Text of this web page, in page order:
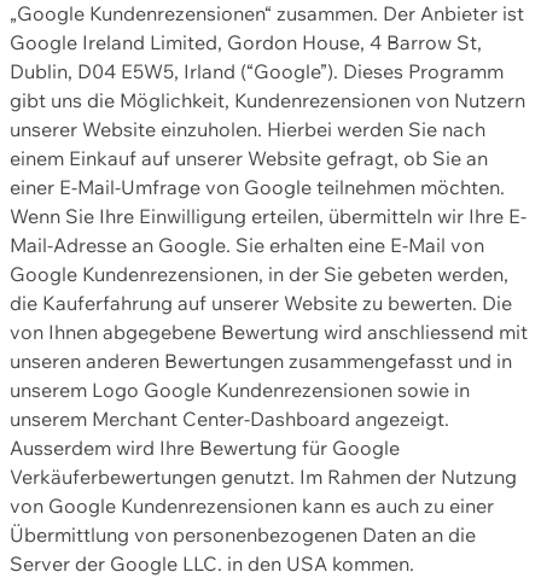
„Google Kundenrezensionen“ zusammen. Der Anbieter ist
Google Ireland Limited, Gordon House, 4 Barrow St,
Dublin, D04 E5W5, Irland (“Google”). Dieses Programm
gibt uns die Möglichkeit, Kundenrezensionen von Nutzern
unserer Website einzuholen. Hierbei werden Sie nach
einem Einkauf auf unserer Website gefragt, ob Sie an
einer E-Mail-Umfrage von Google teilnehmen möchten.
Wenn Sie Ihre Einwilligung erteilen, übermitteln wir Ihre E-
Mail-Adresse an Google. Sie erhalten eine E-Mail von
Google Kundenrezensionen, in der Sie gebeten werden,
die Kauferfahrung auf unserer Website zu bewerten. Die
von Ihnen abgegebene Bewertung wird anschliessend mit
unseren anderen Bewertungen zusammengefasst und in
unserem Logo Google Kundenrezensionen sowie in
unserem Merchant Center-Dashboard angezeigt.
Ausserdem wird Ihre Bewertung für Google
Verkäuferbewertungen genutzt. Im Rahmen der Nutzung
von Google Kundenrezensionen kann es auch zu einer
Übermittlung von personenbezogenen Daten an die
Server der Google LLC. in den USA kommen.